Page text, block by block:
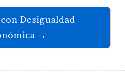
Desigualdad
→